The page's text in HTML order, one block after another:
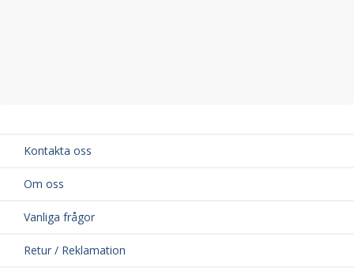
Kontakta oss
Om oss
Vanliga frågor
Retur / Reklamation